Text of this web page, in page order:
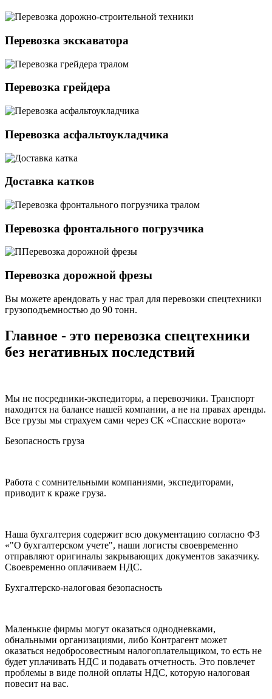
Перевозка экскаватора
Перевозка грейдера
Перевозка асфальтоукладчика
Доставка катков
Перевозка фронтального погрузчика
Перевозка дорожной фрезы
Вы можете арендовать у нас трал для перевозки спецтехники
грузоподъемностью до 90 тонн.
Главное - это перевозка спецтехники
без негативных последствий
Мы не посредники-экспедиторы, а перевозчики. Транспорт
находится на балансе нашей компании, а не на правах аренды.
Все грузы мы страхуем сами через СК «Спасские ворота»
Безопасность груза
Работа с сомнительными компаниями, экспедиторами,
приводит к краже груза.
Наша бухгалтерия содержит всю документацию согласно ФЗ
«"О бухгалтерском учете", наши логисты своевременно
отправляют оригиналы закрывающих документов заказчику.
Своевременно оплачиваем НДС.
Бухгалтерско-налоговая безопасность
Маленькие фирмы могут оказаться однодневками,
обнальными организациями, либо Контрагент может
оказаться недобросовестным налогоплательщиком, то есть не
будет уплачивать НДС и подавать отчетность. Это повлечет
проблемы в виде полной оплаты НДС, которую налоговая
повесит на вас.